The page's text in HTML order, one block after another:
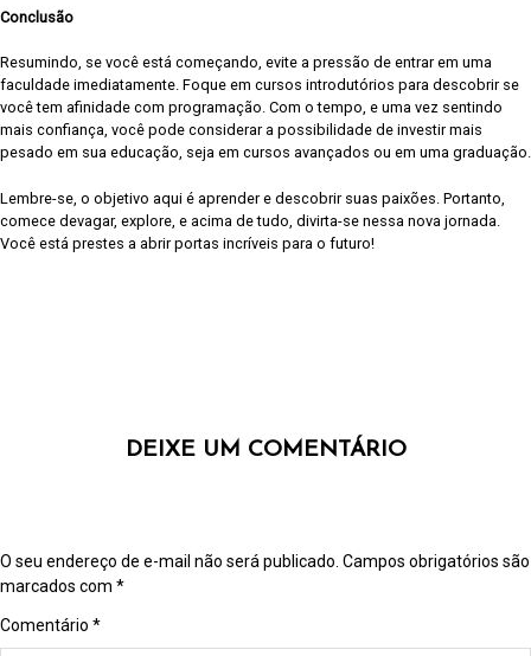
Conclusão
Resumindo, se você está começando, evite a pressão de entrar em uma
faculdade imediatamente. Foque em cursos introdutórios para descobrir se
você tem afinidade com programação. Com o tempo, e uma vez sentindo
mais confiança, você pode considerar a possibilidade de investir mais
pesado em sua educação, seja em cursos avançados ou em uma graduação.
Lembre-se, o objetivo aqui é aprender e descobrir suas paixões. Portanto,
comece devagar, explore, e acima de tudo, divirta-se nessa nova jornada.
Você está prestes a abrir portas incríveis para o futuro!
DEIXE UM COMENTÁRIO
O seu endereço de e-mail não será publicado. Campos obrigatórios são
marcados com *
Comentário *